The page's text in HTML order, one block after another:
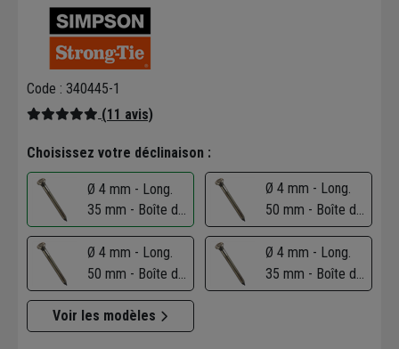
Code : 340445-1
(11 avis)
Choisissez votre déclinaison :
Ø 4 mm - Long.
35 mm - Boîte de
250
Ø 4 mm - Long.
50 mm - Boîte de
1500
Ø 4 mm - Long.
50 mm - Boîte de
250
Ø 4 mm - Long.
35 mm - Boîte de
1500
Voir les modèles